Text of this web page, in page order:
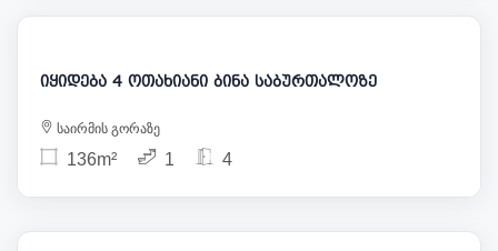
203 000
იყიდება 4 ოთახიანი ბინა საბურთალოზე
საირმის გორაზე
136m² 1 4
183 000